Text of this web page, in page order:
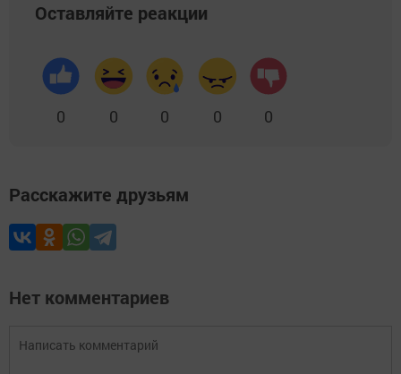
Оставляйте реакции
0 0 0 0 0
Расскажите друзьям
Нет комментариев